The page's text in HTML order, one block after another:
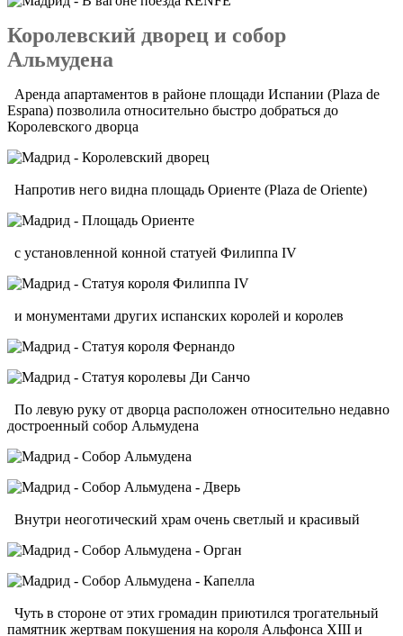
Королевский дворец и собор
Альмудена
Аренда апартаментов в районе площади Испании (Plaza de
Espana) позволила относительно быстро добраться до
Королевского дворца
Напротив него видна площадь Ориенте (Plaza de Oriente)
с установленной конной статуей Филиппа IV
и монументами других испанских королей и королев
По левую руку от дворца расположен относительно недавно
достроенный собор Альмудена
Внутри неоготический храм очень светлый и красивый
Чуть в стороне от этих громадин приютился трогательный
памятник жертвам покушения на короля Альфонса XIII и